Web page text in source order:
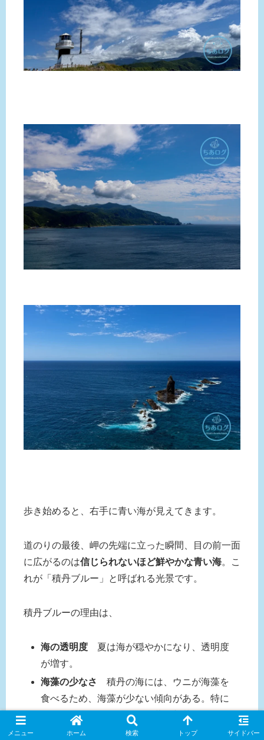
歩き始めると、右手に青い海が見えてきます。
道のりの最後、岬の先端に立った瞬間、目の前一面
に広がるのは信じられないほど鮮やかな青い海。こ
れが「積丹ブルー」と呼ばれる光景です。
積丹ブルーの理由は、
海の透明度 夏は海が穏やかになり、透明度
が増す。
海藻の少なさ
積丹の海には、ウニが海藻を
食べるため、海藻が少ない傾向がある。特に
キタムラサキウニが冬に海藻の新芽を食べる
ことで、海底が白っぽく見える。
メニュー ホーム 検索 トップ サイドバー